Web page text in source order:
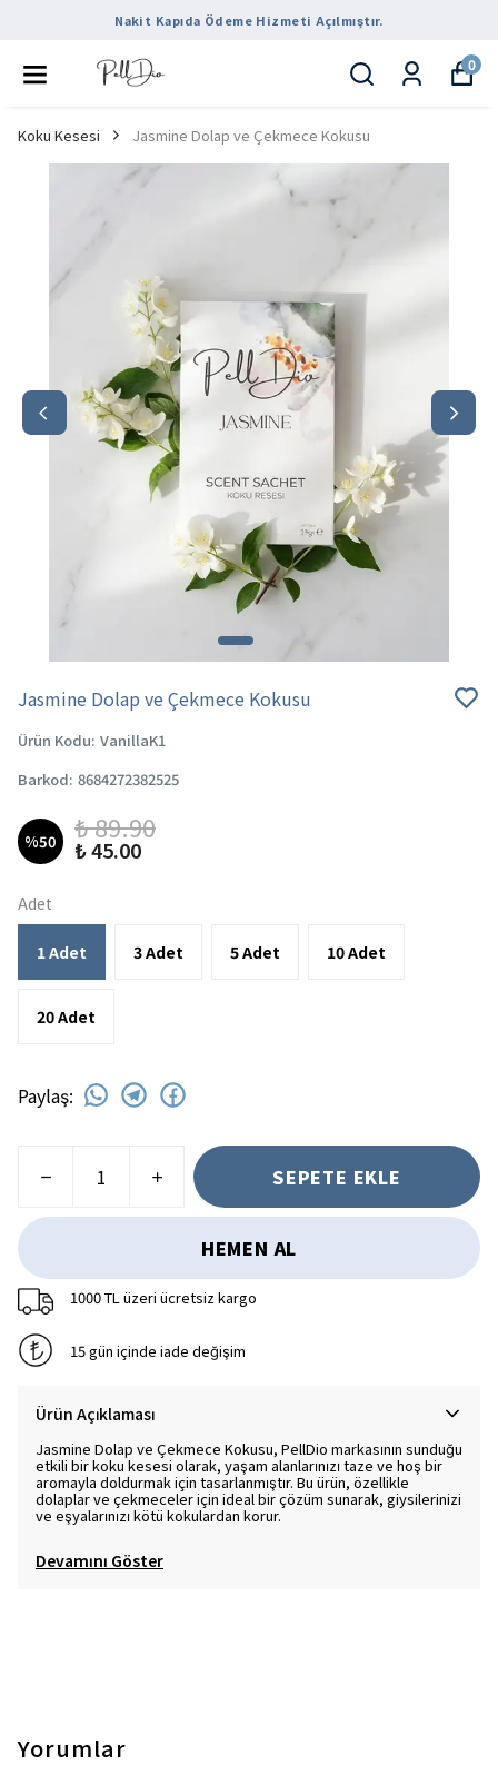
Nakit Kapıda Ödeme Hizmeti Açılmıştır.
0
Koku Kesesi Jasmine Dolap ve Çekmece Kokusu
Jasmine Dolap ve Çekmece Kokusu
Ürün Kodu: VanillaK1
Barkod: 8684272382525
%50 ₺ 89.90
₺ 45.00
Adet
1 Adet 3 Adet 5 Adet 10 Adet
20 Adet
Paylaş:
SEPETE EKLE
HEMEN AL
1000 TL üzeri ücretsiz kargo
15 gün içinde iade değişim
Ürün Açıklaması
Jasmine Dolap ve Çekmece Kokusu, PellDio markasının sunduğu
etkili bir koku kesesi olarak, yaşam alanlarınızı taze ve hoş bir
aromayla doldurmak için tasarlanmıştır. Bu ürün, özellikle
dolaplar ve çekmeceler için ideal bir çözüm sunarak, giysilerinizi
ve eşyalarınızı kötü kokulardan korur.
Devamını Göster
Yorumlar